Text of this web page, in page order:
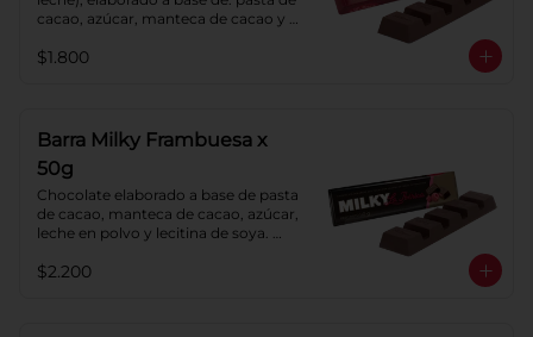
cacao, azúcar, manteca de cacao y
cacao: 52%.
$1.800
Barra Milky Frambuesa x
50g
Chocolate elaborado a base de pasta
de cacao, manteca de cacao, azúcar,
leche en polvo y lecitina de soya.
$2.200